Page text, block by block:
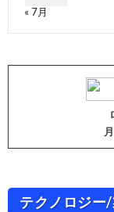
« 7月
テクノロジー